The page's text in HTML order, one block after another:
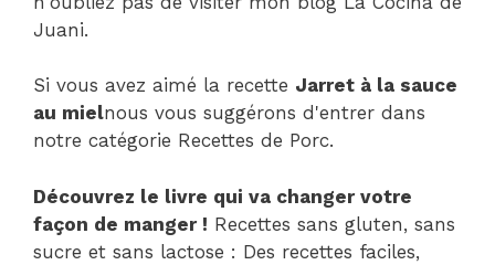
Juani.
Si vous avez aimé la recette Jarret à la sauce
au mielnous vous suggérons d'entrer dans
notre catégorie Recettes de Porc.
Découvrez le livre qui va changer votre
façon de manger ! Recettes sans gluten, sans
sucre et sans lactose : Des recettes faciles,